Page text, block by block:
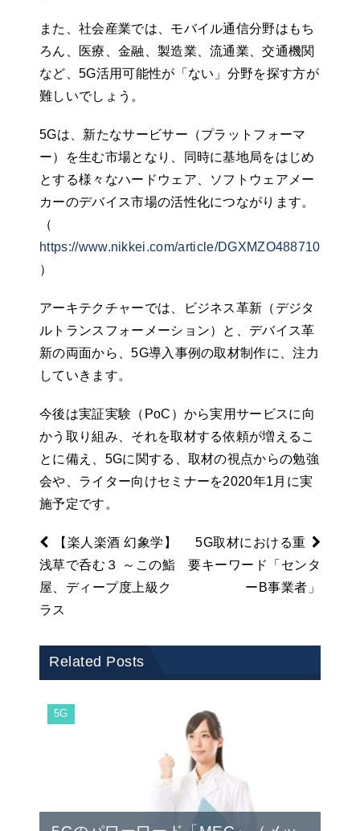
また、社会産業では、モバイル通信分野はもち
ろん、医療、金融、製造業、流通業、交通機関
など、5G活用可能性が「ない」分野を探す方が
難しいでしょう。
5Gは、新たなサービサー（プラットフォーマ
ー）を生む市場となり、同時に基地局をはじめ
とする様々なハードウェア、ソフトウェアメー
カーのデバイス市場の活性化につながります。
（
https://www.nikkei.com/article/
）
アーキテクチャーでは、ビジネス革新（デジタ
ルトランスフォーメーション）と、デバイス革
新の両面から、5G導入事例の取材制作に、注力
していきます。
今後は実証実験（PoC）から実用サービスに向
かう取り組み、それを取材する依頼が増えるこ
とに備え、5Gに関する、取材の視点からの勉強
会や、ライター向けセミナーを2020年1月に実
施予定です。
【楽人楽酒 幻象学】
浅草で呑む３ ～この鮨
屋、ディープ度上級ク
ラス
5G取材における重
要キーワード「センタ
ーB事業者」
Related Posts
5G